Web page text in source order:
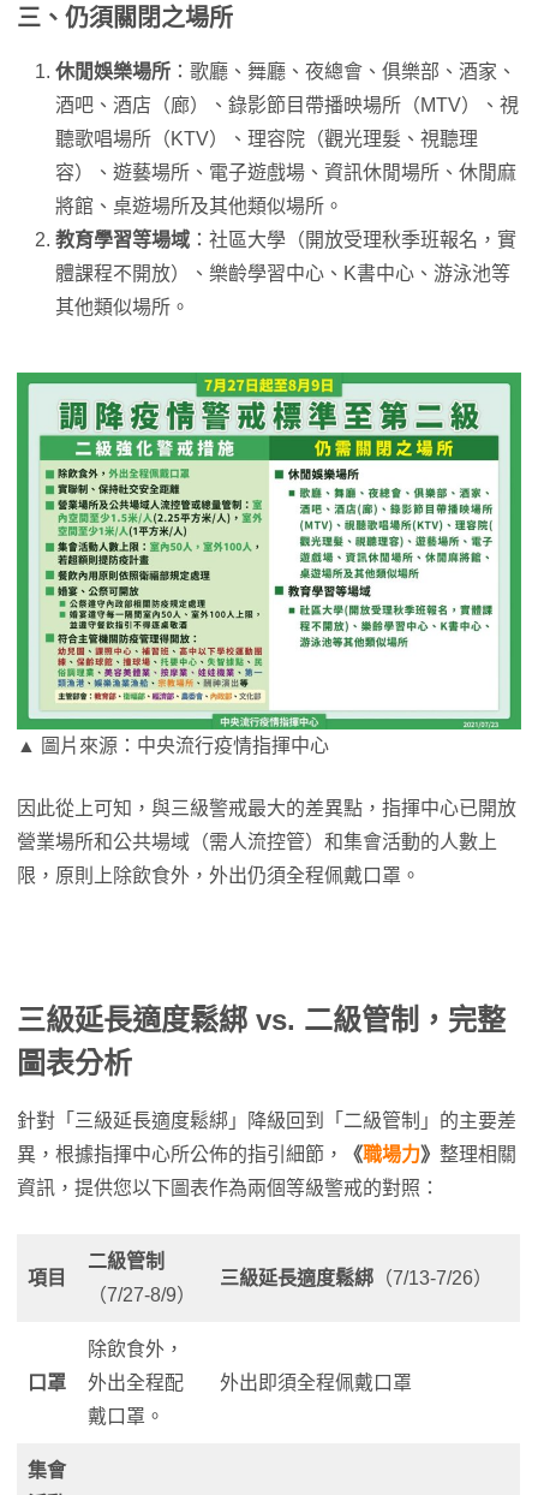
三、仍須關閉之場所
休閒娛樂場所 ：歌廳、舞廳、夜總會、俱樂部、酒家、
酒吧、酒店（廊）、錄影節目帶播映場所（MTV）、視
聽歌唱場所（KTV）、理容院（觀光理髮、視聽理
容）、遊藝場所、電子遊戲場、資訊休閒場所、休閒麻
將館、桌遊場所及其他類似場所。
教育學習等場域 ：社區大學（開放受理秋季班報名，實
體課程不開放）、樂齡學習中心、K書中心、游泳池等
其他類似場所。
▲ 圖片來源：中央流行疫情指揮中心
因此從上可知，與三級警戒最大的差異點，指揮中心已開放
營業場所和公共場域（需人流控管）和集會活動的人數上
限，原則上除飲食外，外出仍須全程佩戴口罩。
三級延長適度鬆綁 vs. 二級管制，完整
圖表分析
針對「三級延長適度鬆綁」降級回到「二級管制」的主要差
異，根據指揮中心所公佈的指引細節，
《職場力》 整理相關
資訊，提供您以下圖表作為兩個等級警戒的對照：
項目
二級管制
（7/27-8/9）
三級延長適度鬆綁 （7/13-7/26）
口罩
除飲食外，
外出全程配
戴口罩。
外出即須全程佩戴口罩
集會